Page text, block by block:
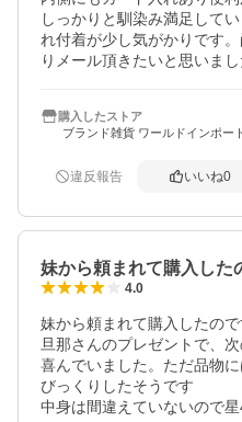
しっかりと馴染み満足して
れ付着が少し気がかりです
りメール頂きたいと思いまし
購入したストア
ブランド雑貨 ワールドインポー
違反報告 いいね0
妹から頼まれて購入し
4.0
妹から頼まれて購入したの
旦那さんのプレゼントで、
喜んでいました。ただ品物
びっくりしたそうです
中身は間違えていないので